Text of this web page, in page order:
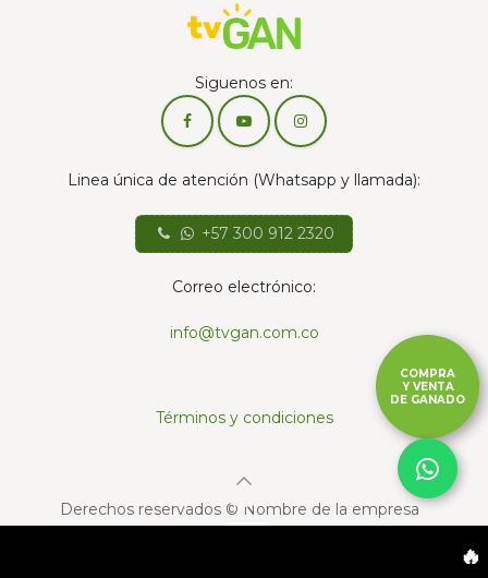
Siguenos en:
Linea única de atención (Whatsapp y llamada):
+57 300 912 2320
Correo electrónico:
info@tvgan.com.co
Términos y condiciones
Derechos reservados © Nombre de la empresa
COMPRA
Y VENTA
DE GANADO
🔥